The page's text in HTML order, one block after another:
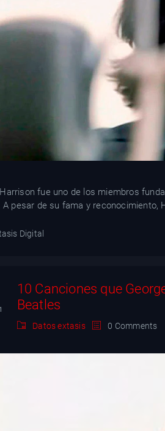
fue uno de los miembros
A pesar de su fama y reconocimiento,
Digital
10 Canciones que
Beatles
Datos extasis 0 Comments